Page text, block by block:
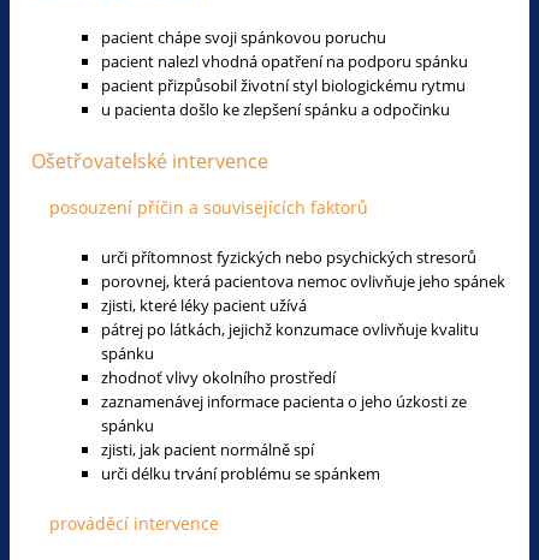
pacient chápe svoji spánkovou poruchu
pacient nalezl vhodná opatření na podporu spánku
pacient přizpůsobil životní styl biologickému rytmu
u pacienta došlo ke zlepšení spánku a odpočinku
Ošetřovatelské intervence
posouzení příčin a souvisejících faktorů
urči přítomnost fyzických nebo psychických stresorů
porovnej, která pacientova nemoc ovlivňuje jeho spánek
zjisti, které léky pacient užívá
pátrej po látkách, jejichž konzumace ovlivňuje kvalitu
spánku
zhodnoť vlivy okolního prostředí
zaznamenávej informace pacienta o jeho úzkosti ze
spánku
zjisti, jak pacient normálně spí
urči délku trvání problému se spánkem
prováděcí intervence